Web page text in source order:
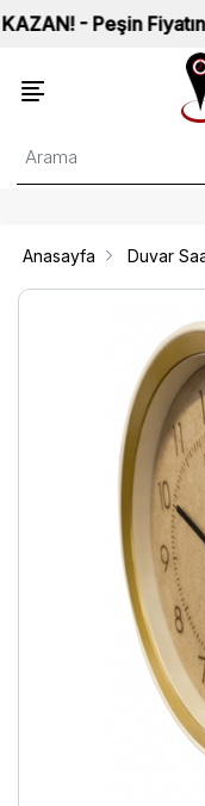
- Peşin Fiyatına
Anasayfa Duvar